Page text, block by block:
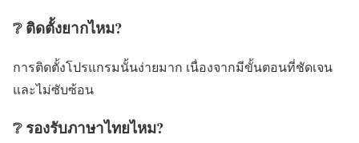
❔ ติดตั้งยากไหม?
การติดตั้งโปรแกรมนั้นง่ายมาก เนื่องจากมีขั้นตอนที่ชัดเจน
และไม่ซับซ้อน
❔ รองรับภาษาไทยไหม?